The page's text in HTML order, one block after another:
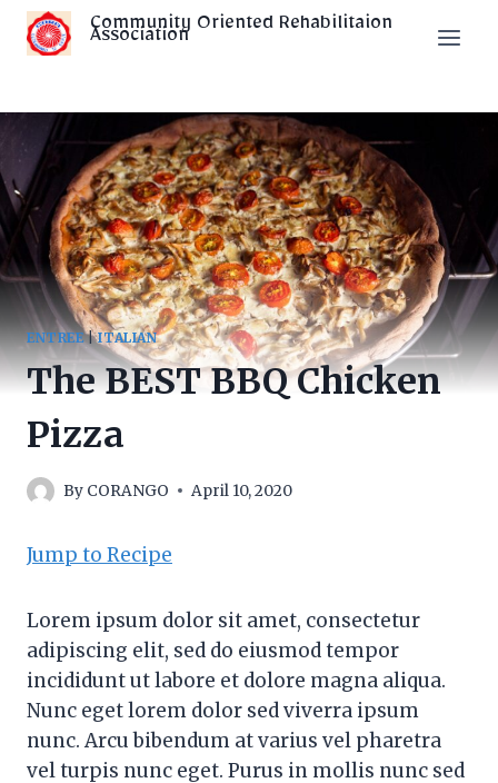
Skip
Community Oriented Rehabilitaion
Association
ENTREE|ITALIAN
The BEST BBQ Chicken
Pizza
By CORANGO April 10, 2020
Jump to Recipe
Lorem ipsum dolor sit amet, consectetur
adipiscing elit, sed do eiusmod tempor
incididunt ut labore et dolore magna aliqua.
Nunc eget lorem dolor sed viverra ipsum
nunc. Arcu bibendum at varius vel pharetra
vel turpis nunc eget. Purus in mollis nunc sed